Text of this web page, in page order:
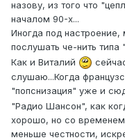
назову, из того что
началом 90-х...
Иногда под
послушать че-нить типа
Как и Виталий
слушаю...Когда
"попснизация" уже и
"Радио Шансон", как
хорошо, но со
меньше честности,